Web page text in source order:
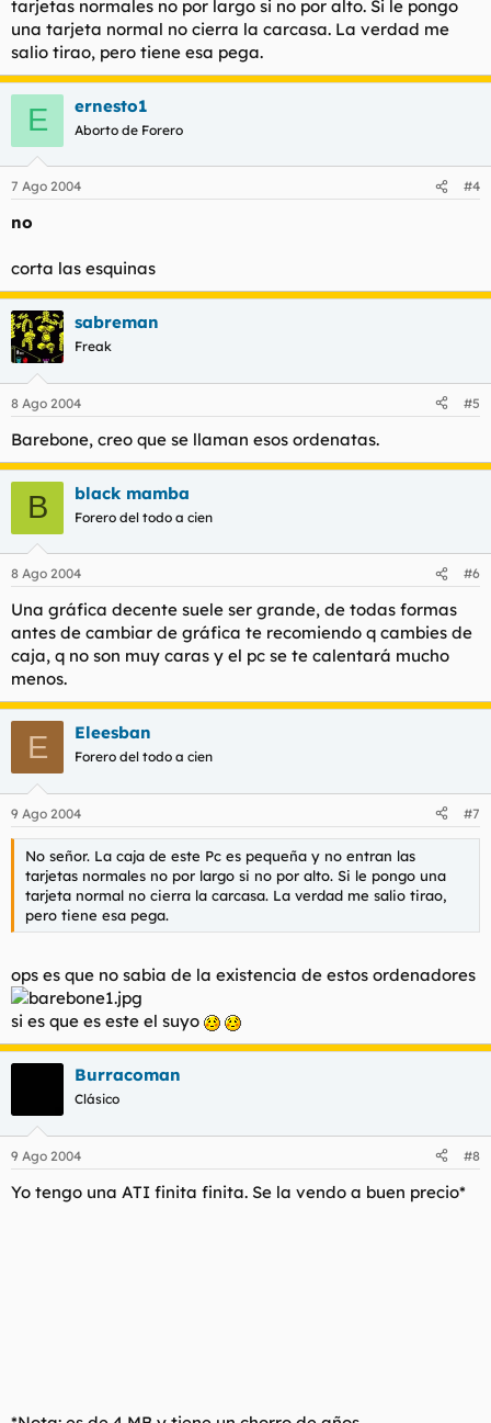
tarjetas normales no por largo si no por alto. Si le pongo
una tarjeta normal no cierra la carcasa. La verdad me
salio tirao, pero tiene esa pega.
E ernesto1
Aborto de Forero
7 Ago 2004 #4
no
corta las esquinas
sabreman
Freak
8 Ago 2004 #5
Barebone, creo que se llaman esos ordenatas.
B black mamba
Forero del todo a cien
8 Ago 2004 #6
Una gráfica decente suele ser grande, de todas formas
antes de cambiar de gráfica te recomiendo q cambies de
caja, q no son muy caras y el pc se te calentará mucho
menos.
E Eleesban
Forero del todo a cien
9 Ago 2004 #7
No señor. La caja de este Pc es pequeña y no entran las
tarjetas normales no por largo si no por alto. Si le pongo una
tarjeta normal no cierra la carcasa. La verdad me salio tirao,
pero tiene esa pega.
ops es que no sabia de la existencia de estos ordenadores
si es que es este el suyo
Burracoman
Clásico
9 Ago 2004 #8
Yo tengo una ATI finita finita. Se la vendo a buen precio*